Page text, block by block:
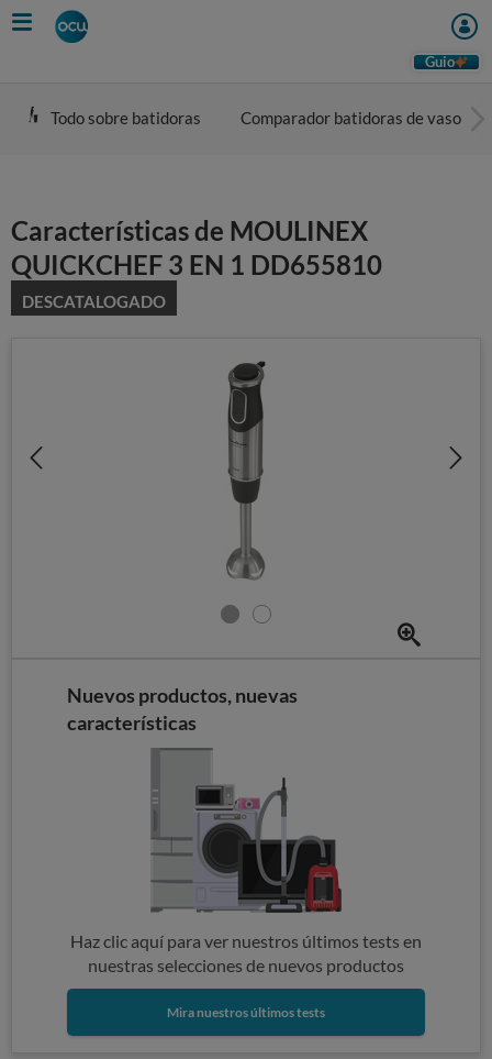
Skip
to
Guio
Todo sobre batidoras Comparador batidoras de vaso
Características de MOULINEX
QUICKCHEF 3 EN 1 DD655810
DESCATALOGADO
Nuevos productos, nuevas
características
Haz clic aquí para ver nuestros últimos tests en
nuestras selecciones de nuevos productos
Mira nuestros últimos tests